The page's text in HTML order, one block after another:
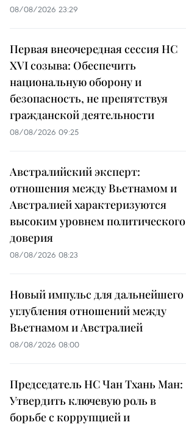
08/08/2026 23:29
Первая внеочередная сессия НС
XVI созыва: Обеспечить
национальную оборону и
безопасность, не препятствуя
гражданской деятельности
08/08/2026 09:25
Австралийский эксперт:
отношения между Вьетнамом и
Австралией характеризуются
высоким уровнем политического
доверия
08/08/2026 08:23
Новый импульс для дальнейшего
углубления отношений между
Вьетнамом и Австралией
08/08/2026 08:00
Председатель НС Чан Тхань Ман:
Утвердить ключевую роль в
борьбе с коррупцией и